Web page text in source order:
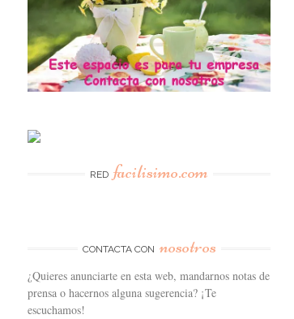
RED facilisimo.com
CONTACTA CON nosotros
¿Quieres anunciarte en esta web, mandarnos notas de
prensa o hacernos alguna sugerencia? ¡Te
escuchamos!